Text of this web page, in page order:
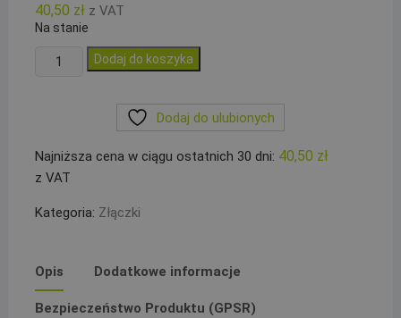
40,50 zł z VAT
Na stanie
ilość
+
nyple
3/4"
Dodaj do koszyka
Dodaj do ulubionych
Najniższa cena w ciągu ostatnich 30 dni: 40,50 zł
z VAT
Kategoria: Złączki
Opis Dodatkowe informacje
Bezpieczeństwo Produktu (GPSR)